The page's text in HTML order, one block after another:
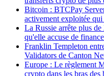
Bitcoin : BTCPay
activement exploitée
La Russie arrête plus
qu'elle accuse de
Franklin Templeton
Validators de Canton
Europe : Le règlement
crypto dans les bras des